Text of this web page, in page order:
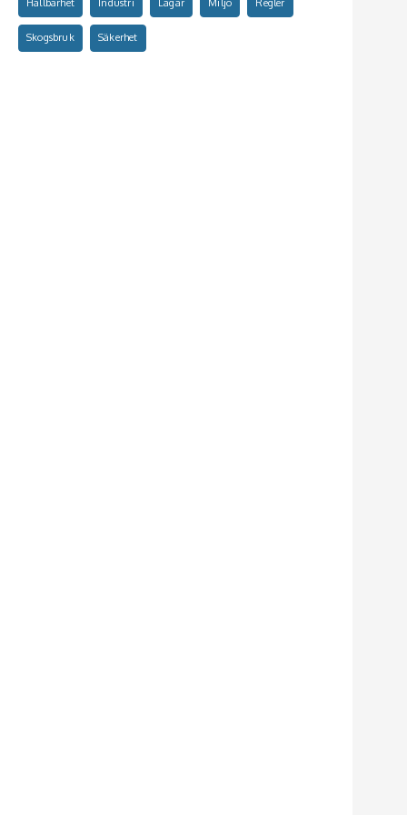
Hållbarhet Industri Lagar Miljö Regler
Skogsbruk Säkerhet